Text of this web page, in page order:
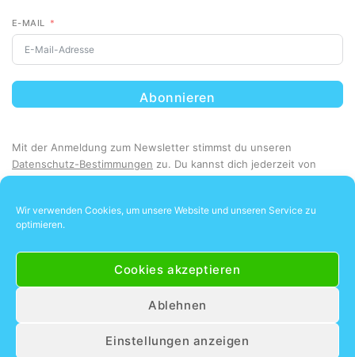
Wir verwenden Cookies, um unsere Website und unseren Service zu
optimieren.
Cookies akzeptieren
Ablehnen
Einstellungen anzeigen
Unsere Kunden lieben uns
87 Bewertungen lesen
E-MAIL
Abonnieren
Mit der Anmeldung zum Newsletter stimmst du unseren
Datenschutz-Bestimmungen zu. Du kannst dich jederzeit von